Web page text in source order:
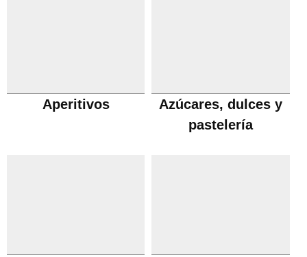
Aperitivos
Azúcares, dulces y
pastelería